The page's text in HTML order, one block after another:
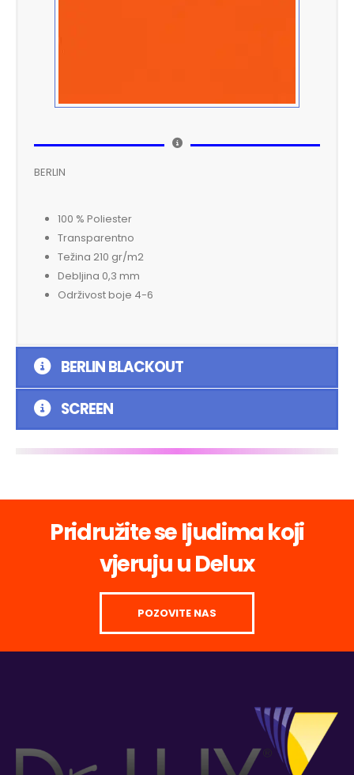
BERLIN
100 % Poliester
Transparentno
Težina 210 gr/m2
Debljina 0,3 mm
Održivost boje 4-6
BERLIN BLACKOUT
SCREEN
Pridružite se ljudima koji
vjeruju u Delux
POZOVITE NAS